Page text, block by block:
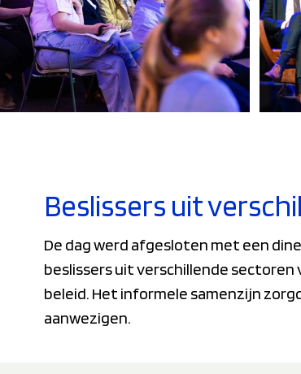
Beslissers uit
De dag werd afgesloten met een
beslissers uit verschillende
beleid. Het informele samenzijn
aanwezigen.